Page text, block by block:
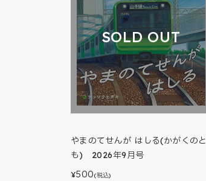
SOLD OUT
やまのてせんが はしる(かがくのと
も) 2026年9月号
¥500(税込)